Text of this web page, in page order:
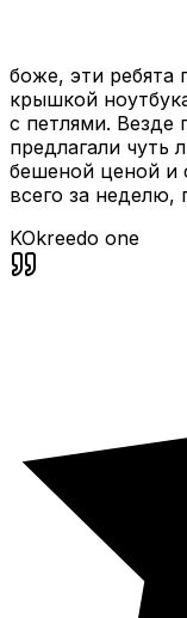
боже, эти ребята
крышкой
с петлями. Везде
предлагали чуть
бешеной ценой и
всего за неделю,
KOkreedo one